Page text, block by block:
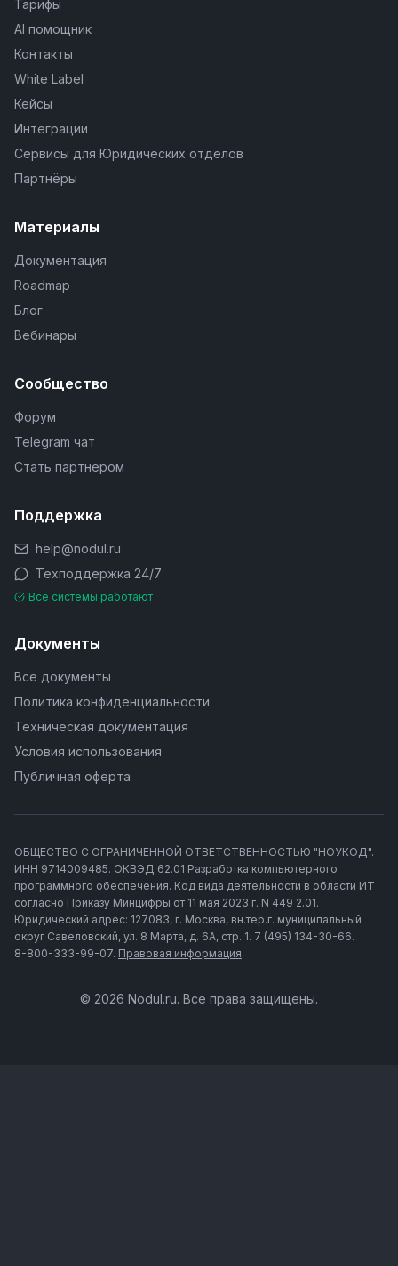
Тарифы
AI помощник
Контакты
White Label
Кейсы
Интеграции
Сервисы для Юридических отделов
Партнёры
Материалы
Документация
Roadmap
Блог
Вебинары
Сообщество
Форум
Telegram чат
Стать партнером
Поддержка
help@nodul.ru
Техподдержка 24/7
Все системы работают
Документы
Все документы
Политика конфиденциальности
Техническая документация
Условия использования
Публичная оферта
ОБЩЕСТВО С ОГРАНИЧЕННОЙ ОТВЕТСТВЕННОСТЬЮ "НОУКОД".
ИНН 9714009485. ОКВЭД 62.01 Разработка компьютерного
программного обеспечения. Код вида деятельности в области ИТ
согласно Приказу Минцифры от 11 мая 2023 г. N 449 2.01.
Юридический адрес: 127083, г. Москва, вн.тер.г. муниципальный
округ Савеловский, ул. 8 Марта, д. 6А, стр. 1. 7 (495) 134-30-66.
8-800-333-99-07. Правовая информация.
© 2026 Nodul.ru. Все права защищены.